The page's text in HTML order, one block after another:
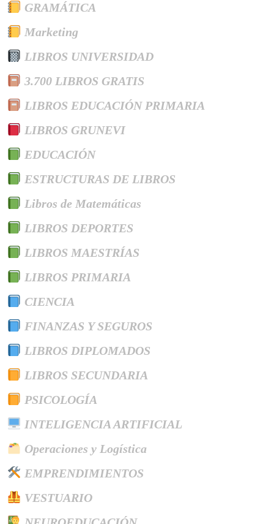
GRAMÁTICA
Marketing
LIBROS UNIVERSIDAD
3.700 LIBROS GRATIS
LIBROS EDUCACIÓN PRIMARIA
LIBROS GRUNEVI
EDUCACIÓN
ESTRUCTURAS DE LIBROS
Libros de Matemáticas
LIBROS DEPORTES
LIBROS MAESTRÍAS
LIBROS PRIMARIA
CIENCIA
FINANZAS Y SEGUROS
LIBROS DIPLOMADOS
LIBROS SECUNDARIA
PSICOLOGÍA
INTELIGENCIA ARTIFICIAL
Operaciones y Logística
EMPRENDIMIENTOS
VESTUARIO